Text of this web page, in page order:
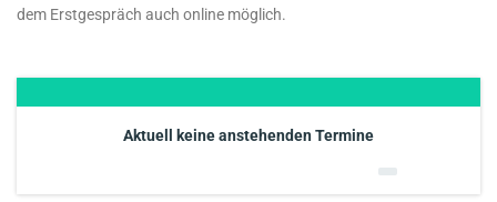
dem Erstgespräch auch online möglich.
Aktuell keine anstehenden Termine